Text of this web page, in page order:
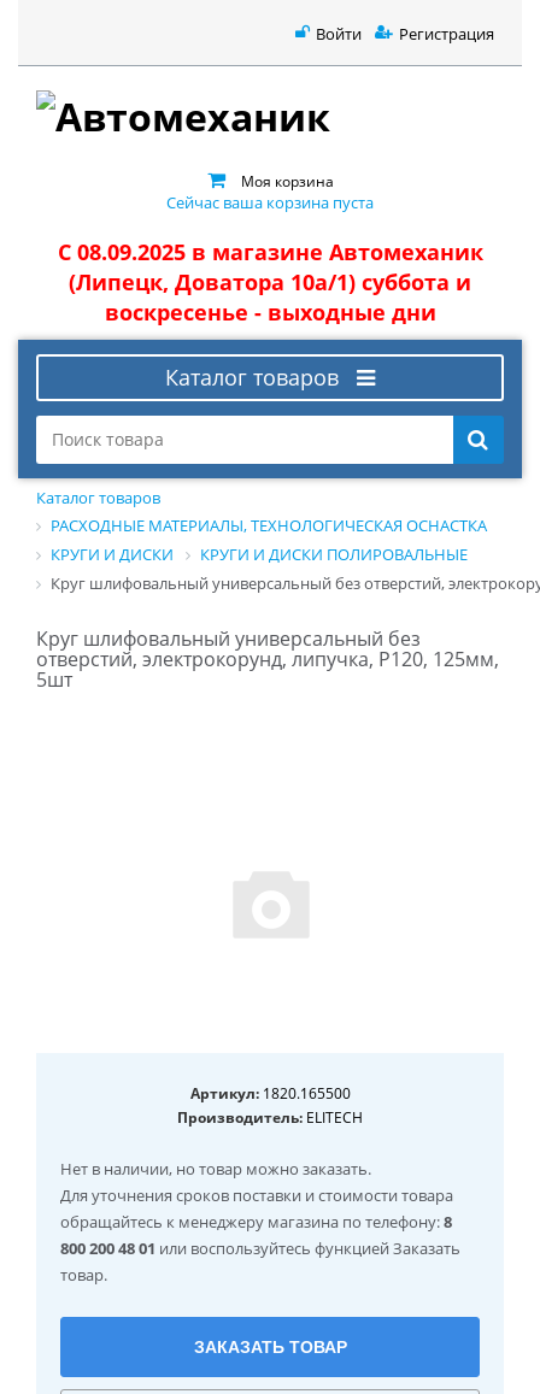
Войти Регистрация
Моя корзина
Сейчас ваша корзина пуста
С 08.09.2025 в магазине Автомеханик
(Липецк, Доватора 10а/1) суббота и
воскресенье - выходные дни
Каталог товаров
Каталог товаров
РАСХОДНЫЕ МАТЕРИАЛЫ, ТЕХНОЛОГИЧЕСКАЯ ОСНАСТКА
КРУГИ И ДИСКИ
КРУГИ И ДИСКИ ПОЛИРОВАЛЬНЫЕ
Круг шлифовальный универсальный без отверстий,
Круг шлифовальный универсальный без
отверстий, электрокорунд, липучка, P120, 125мм,
5шт
Артикул:1820.165500
Производитель: ELITECH
Нет в наличии, но товар можно заказать.
Для уточнения сроков поставки и стоимости товара
обращайтесь к менеджеру магазина по телефону:8
800 200 48 01 или воспользуйтесь функцией Заказать
товар.
ЗАКАЗАТЬ ТОВАР